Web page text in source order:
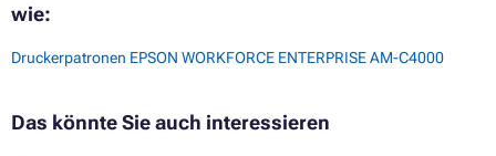
wie:
Druckerpatronen EPSON WORKFORCE ENTERPRISE AM-C4000
Das könnte Sie auch interessieren